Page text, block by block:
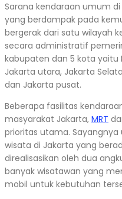
Sarana kendaraan umum
yang berdampak pada
bergerak dari satu wilayah
secara administratif
kabupaten dan 5 kota yaitu
Jakarta utara, Jakarta
dan Jakarta pusat.
Beberapa fasilitas
masyarakat Jakarta, MRT
prioritas utama.
wisata di Jakarta yang
direalisasikan oleh dua
banyak wisatawan yang
mobil untuk kebutuhan